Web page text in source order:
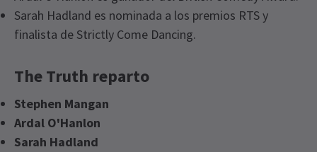
Sarah Hadland es nominada a los premios RTS y
finalista de Strictly Come Dancing.
The Truth reparto
Stephen Mangan
Ardal O'Hanlon
Sarah Hadland